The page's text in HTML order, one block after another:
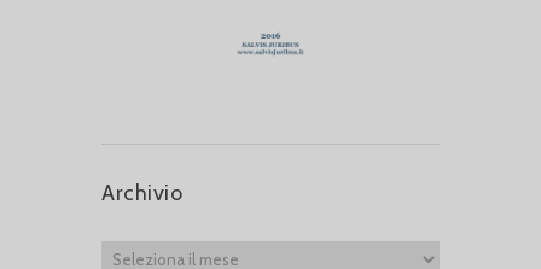
Archivio